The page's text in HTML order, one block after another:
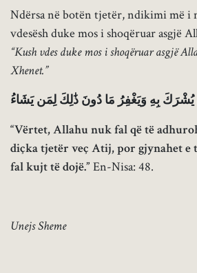
Ndërsa në botën tjetër, ndikimi më i
vdesësh duke mos i shoqëruar asgjë
“Kush vdes duke mos i shoqëruar asgjë
Xhenet.”
“Vërtet, Allahu nuk fal që të
diçka tjetër veç Atij, por gjynahet e
fal kujt të dojë.” En-Nisa: 48.
Unejs Sheme